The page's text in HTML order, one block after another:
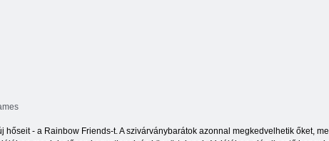
- a Rainbow Friends-t. A szivárványbarátok azonnal megkedvelhetik őket,